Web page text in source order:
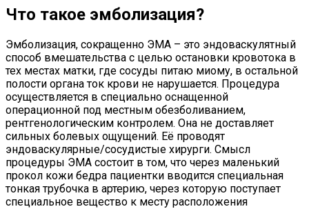
Что такое эмболизация?
Эмболизация, сокращенно ЭМА – это эндоваскулятный
способ вмешательства с целью остановки кровотока в
тех местах матки, где сосуды питаю миому, в остальной
полости органа ток крови не нарушается. Процедура
осуществляется в специально оснащенной
операционной под местным обезболиванием,
рентгенологическим контролем. Она не доставляет
сильных болевых ощущений. Её проводят
эндоваскулярные/сосудистые хирурги. Смысл
процедуры ЭМА состоит в том, что через маленький
прокол кожи бедра пациентки вводится специальная
тонкая трубочка в артерию, через которую поступает
специальное вещество к месту расположения